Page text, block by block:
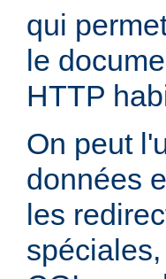
qui
le
HTTP
On peut
données
les